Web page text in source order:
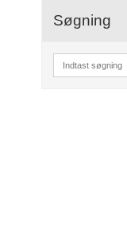
Søgning